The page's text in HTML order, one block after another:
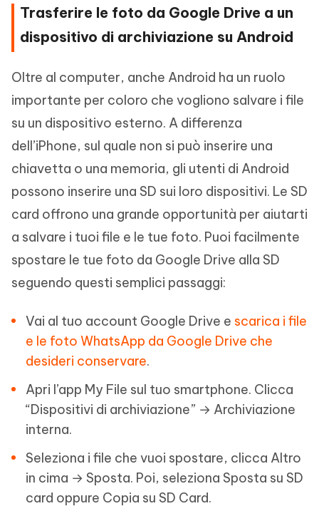
Trasferire le foto da Google Drive a un
dispositivo di archiviazione su Android
Oltre al computer, anche Android ha un ruolo
importante per coloro che vogliono salvare i file
su un dispositivo esterno. A differenza
dell’iPhone, sul quale non si può inserire una
chiavetta o una memoria, gli utenti di Android
possono inserire una SD sui loro dispositivi. Le SD
card offrono una grande opportunità per aiutarti
a salvare i tuoi file e le tue foto. Puoi facilmente
spostare le tue foto da Google Drive alla SD
seguendo questi semplici passaggi:
Vai al tuo account Google Drive e scarica i file
e le foto WhatsApp da Google Drive che
desideri conservare.
Apri l’app My File sul tuo smartphone. Clicca
“Dispositivi di archiviazione” → Archiviazione
interna.
Seleziona i file che vuoi spostare, clicca Altro
in cima → Sposta. Poi, seleziona Sposta su SD
card oppure Copia su SD Card.